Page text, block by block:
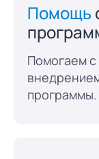
Помощь
Помогаем
программы.